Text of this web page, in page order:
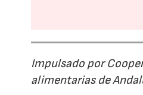
Impulsado por
alimentarias de